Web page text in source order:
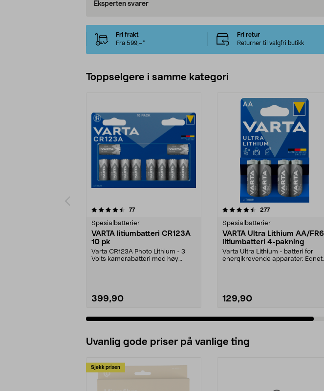
Eksperten svarer
Fri frakt
Fra 599,–*
Fri retur
Returner til valgfri butikk
Toppselgere i samme kategori
77anmeldelser
Spesialbatterier
VARTA litiumbatteri CR123A
10 pk
Varta CR123A Photo Lithium - 3
Volts kamerabatteri med høy
399,90
4.5 av 5 stjerner 277anmeldelser
Spesialbatterier
VARTA Ultra Lithium AA/FR6
litiumbatteri 4-pakning
Varta Ultra Lithium - batteri for
energikrevende apparater. Egnet
129,90
4.5 av 5 stjerner
Uvanlig gode priser på vanlige ting
Sjekk prisen